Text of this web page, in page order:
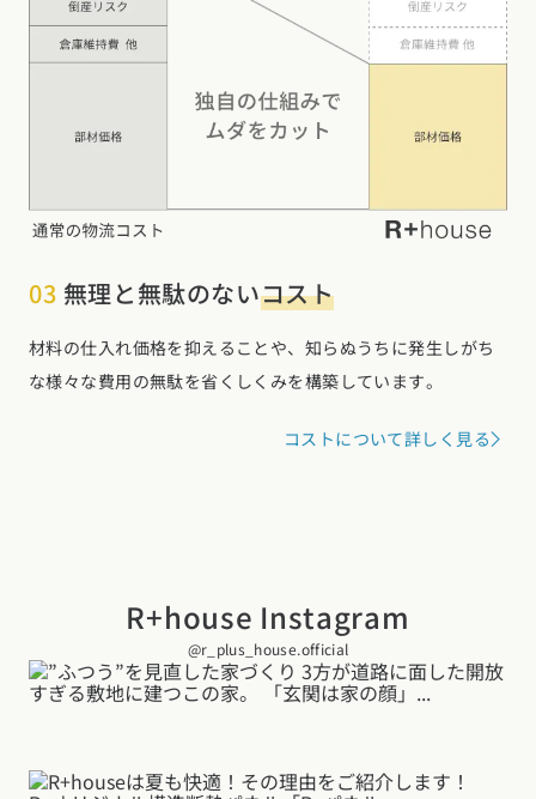
03 無理と無駄のないコスト
材料の仕入れ価格を抑えることや、知らぬうちに発生しがち
な様々な費用の無駄を省くしくみを構築しています。
コストについて詳しく見る
R+house Instagram
@r_plus_house.official